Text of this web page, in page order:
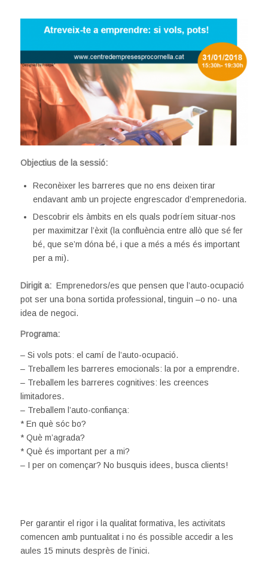
Objectius de la sessió:
Reconèixer les barreres que no ens deixen tirar
endavant amb un projecte engrescador d’emprenedoria.
Descobrir els àmbits en els quals podríem situar-nos
per maximitzar l’èxit (la confluència entre allò que sé fer
bé, que se’m dóna bé, i que a més a més és important
per a mi).
Dirigit a: Emprenedors/es que pensen que l’auto-ocupació
pot ser una bona sortida professional, tinguin –o no- una
idea de negoci.
Programa:
– Si vols pots: el camí de l’auto-ocupació.
– Treballem les barreres emocionals: la por a emprendre.
– Treballem les barreres cognitives: les creences
limitadores.
– Treballem l’auto-confiança:
* En què sóc bo?
* Què m’agrada?
* Què és important per a mi?
– I per on començar? No busquis idees, busca clients!
Per garantir el rigor i la qualitat formativa, les activitats
comencen amb puntualitat i no és possible accedir a les
aules 15 minuts desprès de l’inici.